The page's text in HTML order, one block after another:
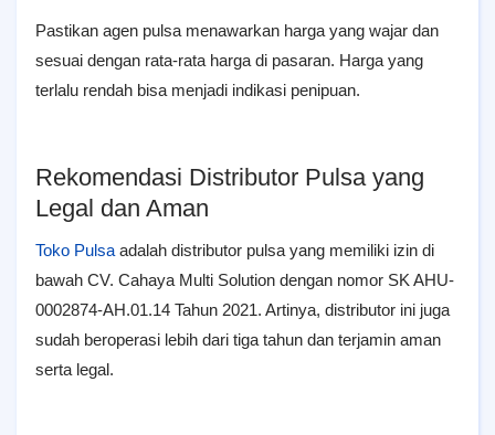
Pastikan agen pulsa menawarkan harga yang wajar dan
sesuai dengan rata-rata harga di pasaran. Harga yang
terlalu rendah bisa menjadi indikasi penipuan.
Rekomendasi Distributor Pulsa yang
Legal dan Aman
Toko Pulsa adalah distributor pulsa yang memiliki izin di
bawah CV. Cahaya Multi Solution dengan nomor SK AHU-
0002874-AH.01.14 Tahun 2021. Artinya, distributor ini juga
sudah beroperasi lebih dari tiga tahun dan terjamin aman
serta legal.